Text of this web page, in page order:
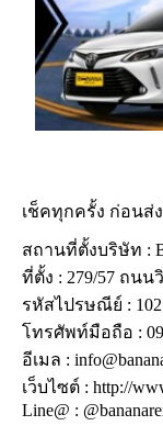
เช็คทุกครั้ง ก่อนส่
สถานที่ตั้งบริษัท :
ที่ตั้ง : 279/57 ถน
รหัสไปรษณีย์ :
โทรศัพท์มือถือ :
อีเมล :
เว็บไซต์ : http://
Line@ :